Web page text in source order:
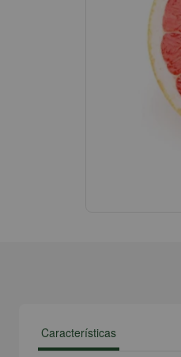
Características